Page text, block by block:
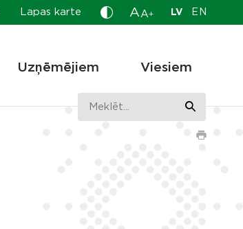
Lapas karte A A+ LV EN
Uzņēmējiem Viesiem